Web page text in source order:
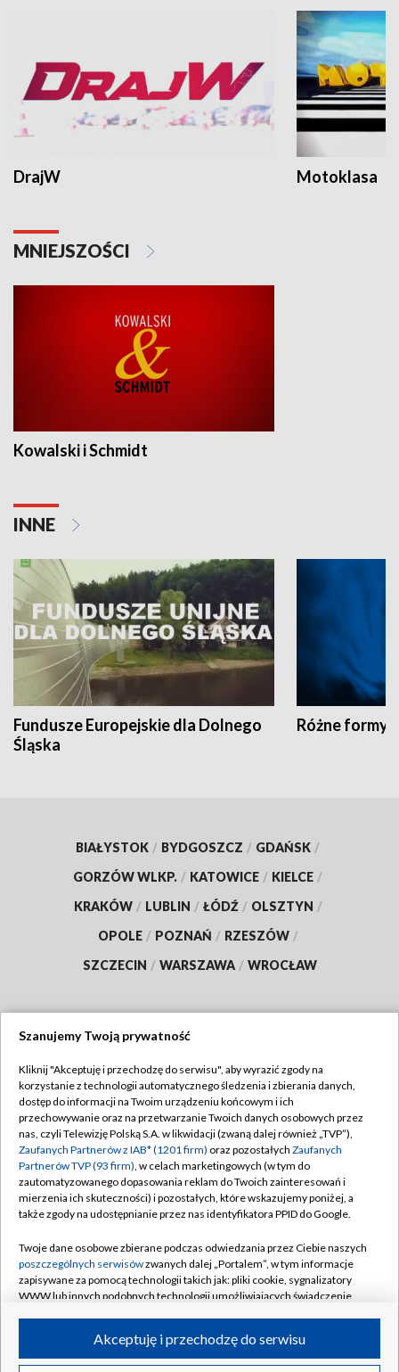
DrajW Motoklasa
MNIEJSZOŚCI
Kowalski i Schmidt
INNE
Fundusze Europejskie dla Dolnego
Śląska
Różne formy
BIAŁYSTOK / BYDGOSZCZ / GDAŃSK /
GORZÓW WLKP. / KATOWICE / KIELCE /
KRAKÓW / LUBLIN / ŁÓDŹ / OLSZTYN /
OPOLE / POZNAŃ / RZESZÓW /
SZCZECIN / WARSZAWA / WROCŁAW
TVP
Abonament TVP
Emisja w TVP
Centrum informacji TVP
Naziemna Telewizja Cyfrowa
Rada Programowa
System NOS
Informacje o nadawcy
Program dla prasy
Regulamin TVP
Polityka prywatności
Moje zgody
Pomoc
Kontakt
Kanały
©2026 Telewizja Polska S.A. w likwidacji
Szanujemy Twoją prywatność
Kliknij "Akceptuję i przechodzę do serwisu", aby wyrazić zgody na
korzystanie z technologii automatycznego śledzenia i zbierania danych,
dostęp do informacji na Twoim urządzeniu końcowym i ich
przechowywanie oraz na przetwarzanie Twoich danych osobowych przez
nas, czyli Telewizję Polską S.A. w likwidacji (zwaną dalej również „TVP”),
Zaufanych Partnerów z IAB* (1201 firm) oraz pozostałych Zaufanych
Partnerów TVP (93 firm), w celach marketingowych (w tym do
zautomatyzowanego dopasowania reklam do Twoich zainteresowań i
mierzenia ich skuteczności) i pozostałych, które wskazujemy poniżej, a
także zgody na udostępnianie przez nas identyfikatora PPID do Google.
Twoje dane osobowe zbierane podczas odwiedzania przez Ciebie naszych
poszczególnych serwisówzwanych dalej „Portalem”, w tym informacje
zapisywane za pomocą technologii takich jak: pliki cookie, sygnalizatory
WWW lub innych podobnych technologii umożliwiających świadczenie
ruchu w Internecie.Akceptuję i przechodzę do serwisu